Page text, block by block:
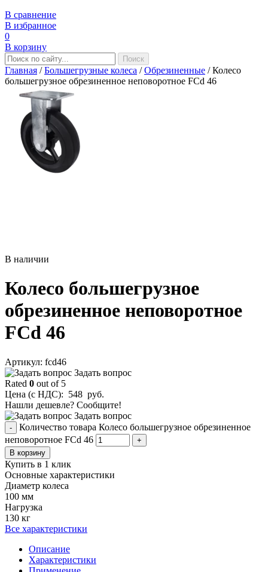
В сравнение
В избранное
0
В корзину
Главная /Большегрузные колеса /Обрезиненные /Колесо
большегрузное обрезиненное неповоротное FCd 46
В наличии
Колесо большегрузное
обрезиненное неповоротное
FCd 46
Aртикул: fcd46
Задать вопрос
Rated 0 out of 5
Цена (с НДС): 548 руб.
Нашли дешевле? Сообщите!
Задать вопрос
-
Количество товара Колесо большегрузное обрезиненное
неповоротное FCd 46
+
В корзину
Купить в 1 клик
Основные характеристики
Диаметр колеса
100 мм
Нагрузка
130 кг
Все характеристики
Описание
Характеристики